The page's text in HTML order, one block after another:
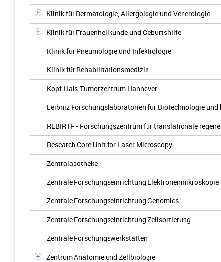
Klinik für Dermatologie, Allergologie und Venerologie
Klinik für Frauenheilkunde und Geburtshilfe
Klinik für Pneumologie und Infektiologie
Klinik für Rehabilitationsmedizin
Kopf-Hals-Tumorzentrum Hannover
Leibniz Forschungslaboratorien für Biotechnologie und
REBIRTH - Forschungszentrum für translationale
Research Core Unit for Laser Microscopy
Zentralapotheke
Zentrale Forschungseinrichtung Elektronenmikroskopie
Zentrale Forschungseinrichtung Genomics
Zentrale Forschungseinrichtung Zellsortierung
Zentrale Forschungswerkstätten
Zentrum Anatomie und Zellbiologie